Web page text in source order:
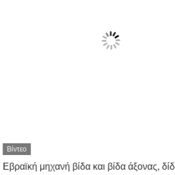
Βίντεο
Εβραϊκή μηχανή βίδα και βίδα άξονας,